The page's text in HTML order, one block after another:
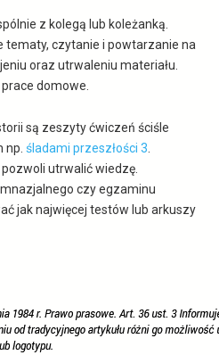
z kolegą lub koleżanką.
tematy, czytanie i powtarzanie na
oraz utrwaleniu materiału.
domowe.
są zeszyty ćwiczeń ściśle
śladami przeszłości 3
utrwalić wiedzę.
czy egzaminu
jak najwięcej testów lub arkuszy